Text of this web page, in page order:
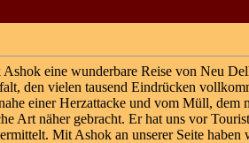
eine wunderbare Reise von Neu
den vielen tausend Eindrücken
einer Herzattacke und vom Müll, dem
Art näher gebracht. Er hat uns vor
Mit Ashok an unserer Seite haben